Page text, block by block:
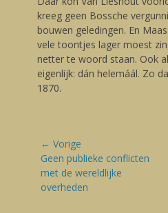
kreeg geen Bossche
bouwen geledingen. En
vele toontjes lager moest
netter te woord staan. Ook
eigenlijk: dán helemáál. Zo
1870.
Bericht
navigatie
← Vorige
Vorige
blog:
Geen publieke conflicten
met de wereldlijke
overheden